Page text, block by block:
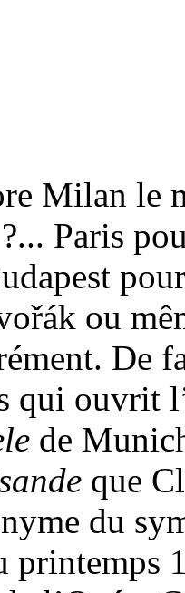
Milan le
Paris
ou
De
qui ouvrit
de
que
du
printemps